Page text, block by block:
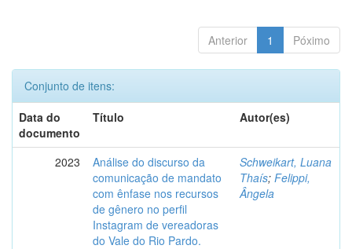
Anterior 1 Póximo
Conjunto de itens:
Data do
documento
Título Autor(es)
2023
Análise do discurso da
comunicação de mandato
com ênfase nos recursos
de gênero no perfil
Instagram de vereadoras
do Vale do Rio Pardo.
Schweikart, Luana
Thaís; Felippi,
Ângela